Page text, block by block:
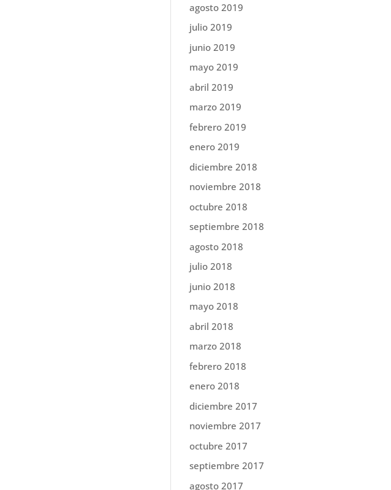
agosto 2019
julio 2019
junio 2019
mayo 2019
abril 2019
marzo 2019
febrero 2019
enero 2019
diciembre 2018
noviembre 2018
octubre 2018
septiembre 2018
agosto 2018
julio 2018
junio 2018
mayo 2018
abril 2018
marzo 2018
febrero 2018
enero 2018
diciembre 2017
noviembre 2017
octubre 2017
septiembre 2017
agosto 2017